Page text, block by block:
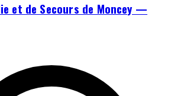
et de Secours de Moncey —